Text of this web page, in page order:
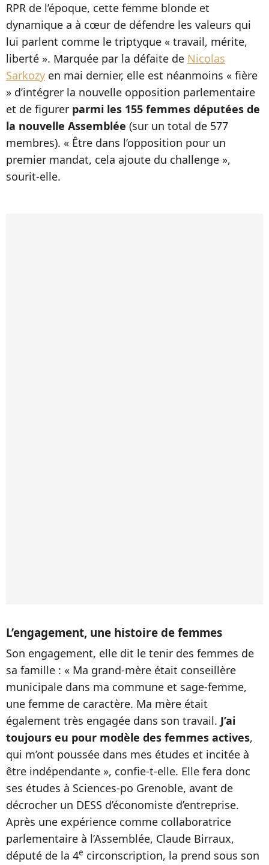
RPR de l’époque, cette femme blonde et
dynamique a à cœur de défendre les valeurs qui
lui parlent comme le triptyque « travail, mérite,
liberté ». Marquée par la défaite de Nicolas
Sarkozy en mai dernier, elle est néanmoins « fière
» d’intégrer la nouvelle opposition parlementaire
et de figurer parmi les 155 femmes députées de
la nouvelle Assemblée (sur un total de 577
membres). « Être dans l’opposition pour un
premier mandat, cela ajoute du challenge »,
sourit-elle.
L’engagement, une histoire de femmes
Son engagement, elle dit le tenir des femmes de
sa famille : « Ma grand-mère était conseillère
municipale dans ma commune et sage-femme,
une femme de caractère. Ma mère était
également très engagée dans son travail. J’ai
toujours eu pour modèle des femmes actives,
qui m’ont poussée dans mes études et incitée à
être indépendante », confie-t-elle. Elle fera donc
ses études à Sciences-po Grenoble, avant de
décrocher un DESS d’économiste d’entreprise.
Après une expérience comme collaboratrice
parlementaire à l’Assemblée, Claude Birraux,
député de la 4e circonscription, la prend sous son